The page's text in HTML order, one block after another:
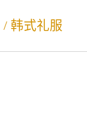
/ 韩式礼服